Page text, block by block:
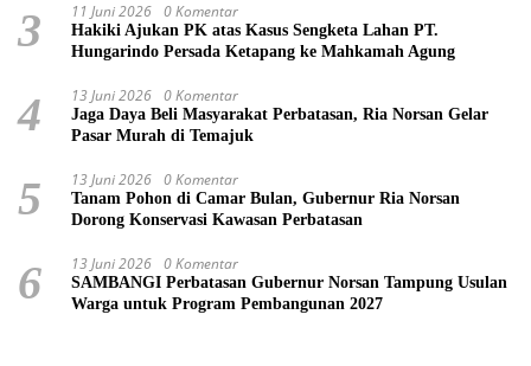
3 11 Juni 2026 0 Komentar
Hakiki Ajukan PK atas Kasus Sengketa Lahan PT.
Hungarindo Persada Ketapang ke Mahkamah Agung
4 13 Juni 2026 0 Komentar
Jaga Daya Beli Masyarakat Perbatasan, Ria Norsan Gelar
Pasar Murah di Temajuk
5 13 Juni 2026 0 Komentar
Tanam Pohon di Camar Bulan, Gubernur Ria Norsan
Dorong Konservasi Kawasan Perbatasan
6 13 Juni 2026 0 Komentar
SAMBANGI Perbatasan Gubernur Norsan Tampung Usulan
Warga untuk Program Pembangunan 2027